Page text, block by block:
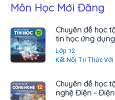
Môn Học Mới Đăng
Chuyên đề học
tin học ứng
Lớp 12
Kết Nối Tri Thức Với
Chuyên đề học
nghệ Điện -